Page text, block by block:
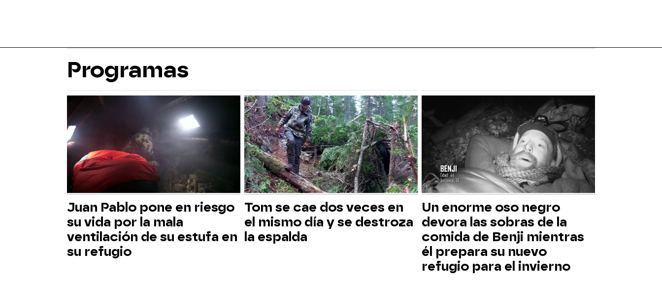
Programas
Juan Pablo pone en riesgo
su vida por la mala
ventilación de su estufa en
su refugio
Tom se cae dos veces en
el mismo día y se destroza
la espalda
Un enorme oso negro
devora las sobras de la
comida de Benji mientras
él prepara su nuevo
refugio para el invierno